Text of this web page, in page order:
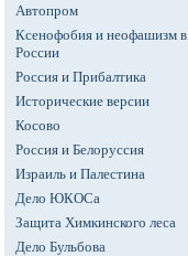
Автопром
Ксенофобия и неофашизм в
России
Россия и Прибалтика
Исторические версии
Косово
Россия и Белоруссия
Израиль и Палестина
Дело ЮКОСа
Защита Химкинского леса
Дело Бульбова